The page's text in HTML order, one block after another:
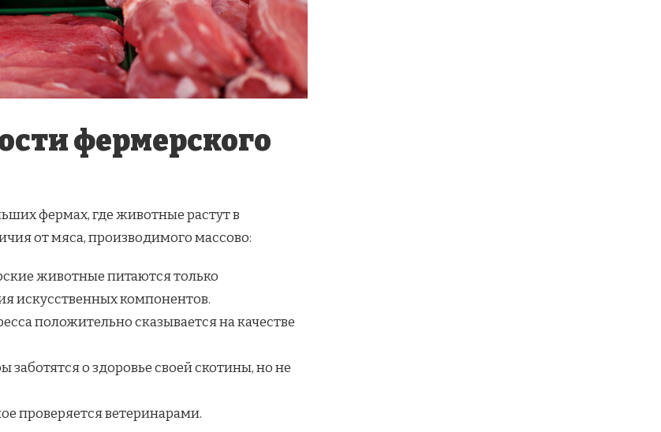
фермерского
фермах, где животные растут в
от мяса, производимого массово:
животные питаются только
искусственных компонентов.
положительно сказывается на качестве
заботятся о здоровье своей скотины, но не
проверяется ветеринарами.